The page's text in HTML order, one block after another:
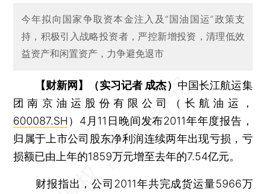
今年拟向国家争取资本金注入及“国油国运”政策支
持，积极引入战略投资者，严控新增投资，清理低效
益资产和闲置资产，力争避免退市
【财新网】（实习记者 成杰） 中国长江航运集
团南京油运股份有限公司（长航油运，
600087.SH ）4月11日晚间发布2011年年度报告，
归属于上市公司股东净利润连续两年出现亏损，亏
损额已由上年的1859万元增至去年的7.54亿元。
财报指出，公司2011年共完成货运量5966万